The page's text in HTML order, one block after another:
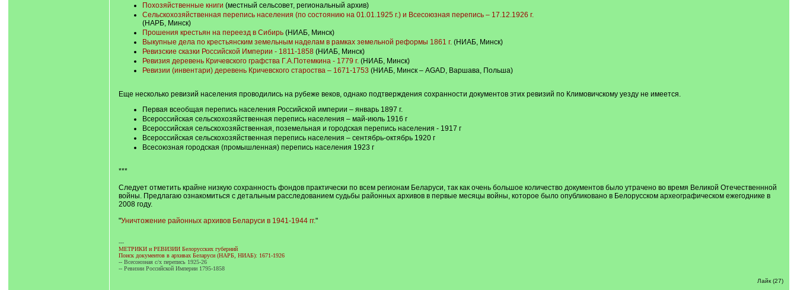
Похозяйственные книги (местный сельсовет, региональный архив)
Сельскохозяйственная перепись населения (по состоянию на 01.01.1925 г.) и Всесоюзная перепись – 17.12.1926 г.
(НАРБ, Минск)
Прошения крестьян на переезд в Сибирь(НИАБ, Минск)
Выкупные дела по крестьянским земельным наделам в рамках земельной реформы 1861 г.(НИАБ, Минск)
Ревизские сказки Российской Империи - 1811-1858(НИАБ, Минск)
Ревизия деревень Кричевского графства Г.А.Потемкина - 1779 г.(НИАБ, Минск)
Ревизии (инвентари) деревень Кричевского староства – 1671-1753 (НИАБ, Минск – AGAD, Варшава, Польша)
Еще несколько ревизий населения проводились на рубеже веков, однако подтверждения сохранности документов этих ревизий по Климовичскому уезду не имеется.
Первая всеобщая перепись населения Российской империи – январь 1897 г.
Всероссийская сельскохозяйственная перепись населения – май-июль 1916 г
Всероссийская сельскохозяйственная, поземельная и городская перепись населения - 1917 г
Всероссийская сельскохозяйственная перепись населения – сентябрь-октябрь 1920 г
Всесоюзная городская (промышленная) перепись населения 1923 г
***
Следует отметить крайне низкую сохранность фондов практически по всем регионам Беларуси, так как очень большое количество документов было утрачено во время Великой Отечественнной
войны. Предлагаю ознакомиться с детальным расследованием судьбы районных архивов в первые месяцы войны, которое было опубликовано в Белорусском археографическом ежегоднике в
2008 году.
"Уничтожение районных архивов Беларуси в 1941-1944 гг."
---
МЕТРИКИ и РЕВИЗИИ Белорусских губерний
Поиск документов в архивах Беларуси (НАРБ, НИАБ): 1671-1926
-- Всесоюзная с/х перепись 1925-26
-- Ревизии Российской Империи 1795-1858
Лайк (27)